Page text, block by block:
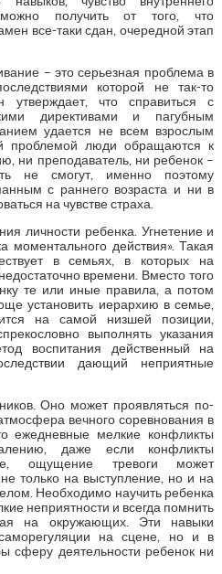
можно получить от того, что
все-таки сдан, очередной этап
– это серьезная проблема в
которой не так-то
что справиться с
директивами и пагубным
удается не всем взрослым
проблемой люди обращаются к
ни преподаватель, ни ребенок –
не смогут, именно поэтому
с раннего возраста и ни в
на чувстве страха.
личности ребенка. Угнетение и
моментального действия». Такая
в семьях, в которых на
времени. Вместо того
те или иные правила, а потом
установить иерархию в семье,
на самой низшей позиции,
выполнять указания
воспитания действенный на
дающий неприятные
Оно может проявляться по-
вечного соревнования в
ежедневные мелкие конфликты
даже если конфликты
ощущение тревоги может
только на выступление, но и на
Необходимо научить ребенка
неприятности и всегда помнить
на окружающих. Эти навыки
на сцене, но и в
сферу деятельности ребенок ни